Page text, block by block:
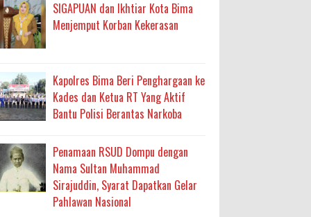
Layanan Berjalan Bertahap
Bantuan BSPS
2027 ke BPJN NTB
Pelaksanaan APBD Kota Bima
Kepercayaan Rakyat Landasan Utama
Air Bersih
SIGAPUAN dan Ikhtiar Kota Bima
Menjemput Korban Kekerasan
Kapolres Bima Beri Penghargaan ke
Kades dan Ketua RT Yang Aktif
Bantu Polisi Berantas Narkoba
Penamaan RSUD Dompu dengan
Nama Sultan Muhammad
Sirajuddin, Syarat Dapatkan Gelar
Pahlawan Nasional